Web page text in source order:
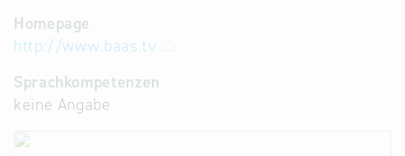
Homepage
http://www.baas.tv
Sprachkompetenzen
keine Angabe